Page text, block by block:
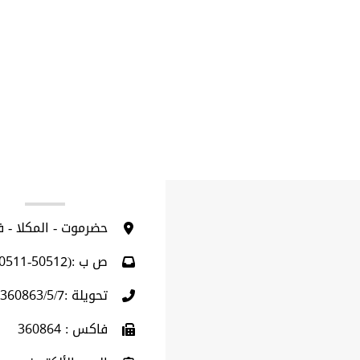
حضرموت - المكلا -
ص ب :(50512-50511)
تحويلة :360863/5/7 (009675)
فاكس : 360864